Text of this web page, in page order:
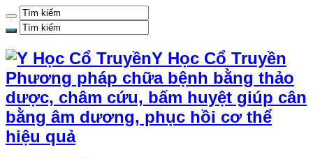
Y Học Cổ Truyền
Phương pháp chữa bệnh bằng thảo
dược, châm cứu, bấm huyệt giúp cân
bằng âm dương, phục hồi cơ thể
hiệu quả